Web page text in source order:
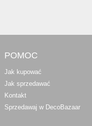
POMOC
Jak kupować
Jak sprzedawać
Kontakt
Sprzedawaj w DecoBazaar